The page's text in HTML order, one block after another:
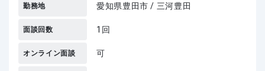
勤務地 愛知県豊田市 / 三河豊田
面談回数 1回
オンライン面談 可